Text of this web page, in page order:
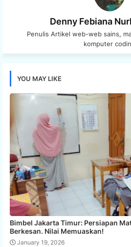
Denny Febiana
Penulis Artikel web-web sains,
komputer
YOU MAY LIKE
Bimbel Jakarta Timur: Persiapan
Berkesan. Nilai Memuaskan!
January 19, 2026